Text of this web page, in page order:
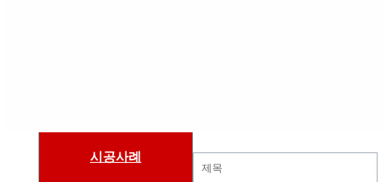
시공사례